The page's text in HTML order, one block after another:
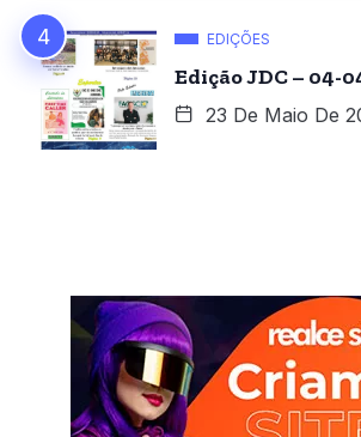
EDIÇÕES
Edição JDC – 04-
23 De Maio De